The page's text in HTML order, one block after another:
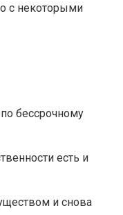
с некоторыми
бессрочному
есть и
и снова